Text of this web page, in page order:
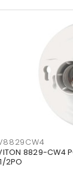
8829-CW4
2PO